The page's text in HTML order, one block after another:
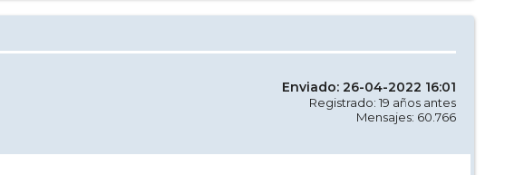
Enviado: 26-04-2022 16:01
Registrado: 19 años antes
Mensajes: 60.766